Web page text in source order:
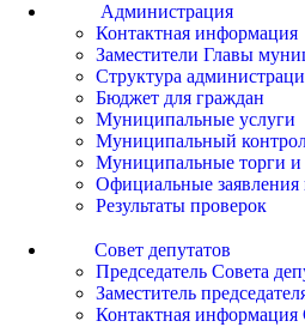
Администрация
Контактная информация
Заместители Главы
Структура
Бюджет для граждан
Муниципальные услуги
Муниципальный
Муниципальные торги и
Официальные заявления
Результаты проверок
Совет депутатов
Председатель Совета
Заместитель
Контактная информация